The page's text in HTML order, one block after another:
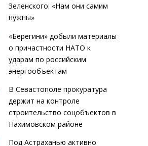
Зеленского: «Нам они самим
нужны»
«Берегини» добыли материалы
о причастности НАТО к
ударам по российским
энергообъектам
В Севастополе прокуратура
держит на контроле
строительство соцобъектов в
Нахимовском районе
Под Астраханью активно